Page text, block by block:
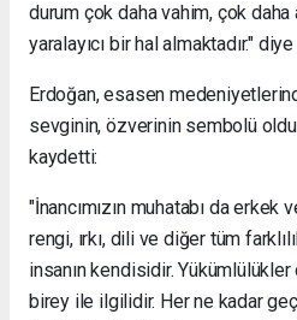
durum çok daha vahim, çok
yaralayıcı bir hal almaktadır."
Erdoğan, esasen
sevginin, özverinin sembolü
kaydetti:
"İnancımızın muhatabı da erkek
rengi, ırkı, dili ve diğer tüm
insanın kendisidir.
birey ile ilgilidir. Her ne kadar